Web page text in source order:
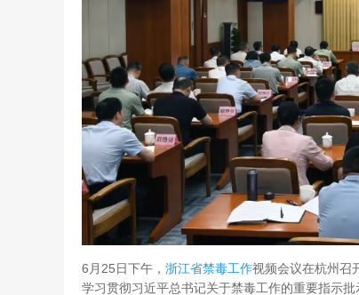
6月25日下午， 浙江省禁毒工作视频会议在杭州召
学习贯彻习近平总书记关于禁毒工作的重要指示